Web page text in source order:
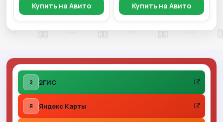
Купить на Авито Купить на Авито
2 2ГИС
Я Яндекс Карты